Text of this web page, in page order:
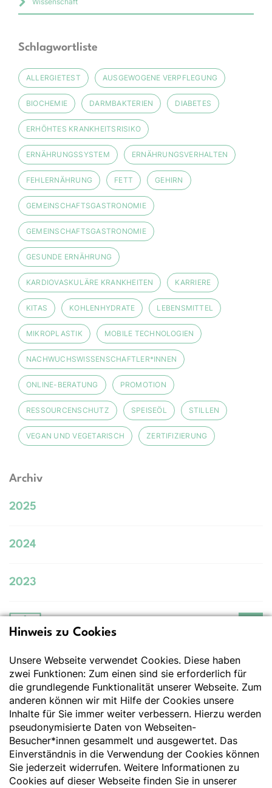
Schlagwortliste
ALLERGIETEST AUSGEWOGENE VERPFLEGUNG
BIOCHEMIE DARMBAKTERIEN DIABETES
ERHÖHTES KRANKHEITSRISIKO
ERNÄHRUNGSSYSTEM ERNÄHRUNGSVERHALTEN
FEHLERNÄHRUNG FETT GEHIRN
GEMEINSCHAFTSGASTRONOMIE
GEMEINSCHAFTSGASTRONOMIE
GESUNDE ERNÄHRUNG
KARDIOVASKULÄRE KRANKHEITEN KARRIERE
KITAS KOHLENHYDRATE LEBENSMITTEL
MIKROPLASTIK MOBILE TECHNOLOGIEN
NACHWUCHSWISSENSCHAFTLER*INNEN
ONLINE-BERATUNG PROMOTION
RESSOURCENSCHUTZ SPEISEÖL STILLEN
VEGAN UND VEGETARISCH ZERTIFIZIERUNG
Archiv
2025
2024
2023
Deutsche Gesellschaft
Der Wissenschaft verpflichtet - Ihre Partnerin für
Essen und Trinken
Deutsche Gesellschaft für Ernährung e. V.
Godesberger Allee 136
53175 Bonn
Tel:+49 228 3776-600
Fax:+49 228 3776-800
Hinweis zu Cookies
Unsere Webseite verwendet Cookies. Diese haben
zwei Funktionen: Zum einen sind sie erforderlich für
die grundlegende Funktionalität unserer Webseite. Zum
anderen können wir mit Hilfe der Cookies unsere
Inhalte für Sie immer weiter verbessern. Hierzu werden
pseudonymisierte Daten von Webseiten-
Besucher*innen gesammelt und ausgewertet. Das
Einverständnis in die Verwendung der Cookies können
Sie jederzeit widerrufen. Weitere Informationen zu
Cookies auf dieser Webseite finden Sie in unserer